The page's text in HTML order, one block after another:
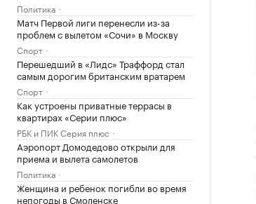
Политика
Матч Первой лиги перенесли из-за
проблем с вылетом «Сочи» в Москву
Спорт
Перешедший в «Лидс» Траффорд стал
самым дорогим британским вратарем
Спорт
Как устроены приватные террасы в
квартирах «Серии плюс»
РБК и ПИК Серия плюс
Аэропорт Домодедово открыли для
приема и вылета самолетов
Политика
Женщина и ребенок погибли во время
непогоды в Смоленске